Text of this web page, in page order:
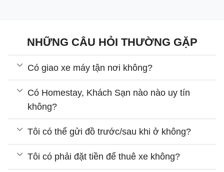
NHỮNG CÂU HỎI THƯỜNG GẶP
Có giao xe máy tận nơi không?
Có Homestay, Khách Sạn nào nào uy tín
không?
Tôi có thể gửi đồ trước/sau khi ở không?
Tôi có phải đặt tiền để thuê xe không?